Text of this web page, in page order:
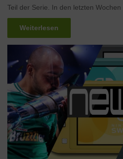
Teil der Serie. In den letzten
Weiterlesen